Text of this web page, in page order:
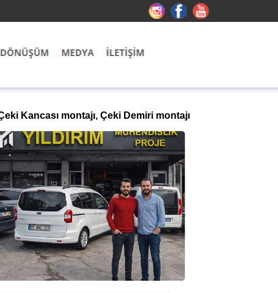
Kancası montajı, Çeki Demiri montajı